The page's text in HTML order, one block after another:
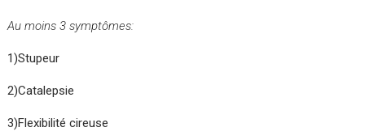
Au moins 3 symptômes:
1)Stupeur
2)Catalepsie
3)Flexibilité cireuse